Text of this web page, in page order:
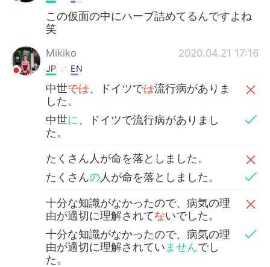
この仮面の中にハーブ詰めてるんですよね
笑
Mikiko 2020.04.21 17:16
JP EN
中世では、ドイツでは流行病がありま
した。
中世に、ドイツで流行病がありまし
た。
たくさん人が命を落としました。
たくさんの人が命を落としました。
十分な知識がなかったので、病気の理
由が適切に理解されてないでした。
十分な知識がなかったので、病気の理
由が適切に理解されていませんでし
た。